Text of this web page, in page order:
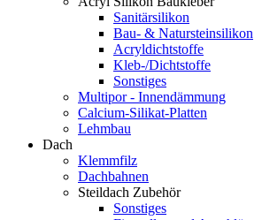
Sanitärsilikon
Bau- & Natursteinsilikon
Acryldichtstoffe
Kleb-/Dichtstoffe
Sonstiges
Multipor - Innendämmung
Calcium-Silikat-Platten
Lehmbau
Dach
Klemmfilz
Dachbahnen
Steildach Zubehör
Sonstiges